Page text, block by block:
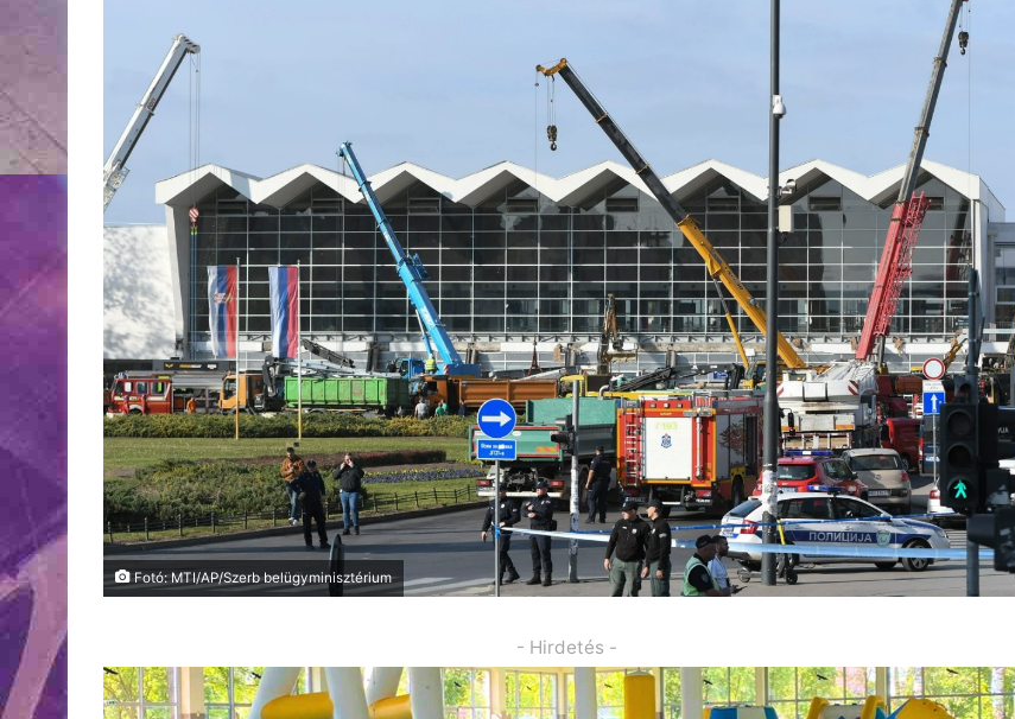
Fotó: MTI/AP/Szerb belügyminisztérium
- Hirdetés -